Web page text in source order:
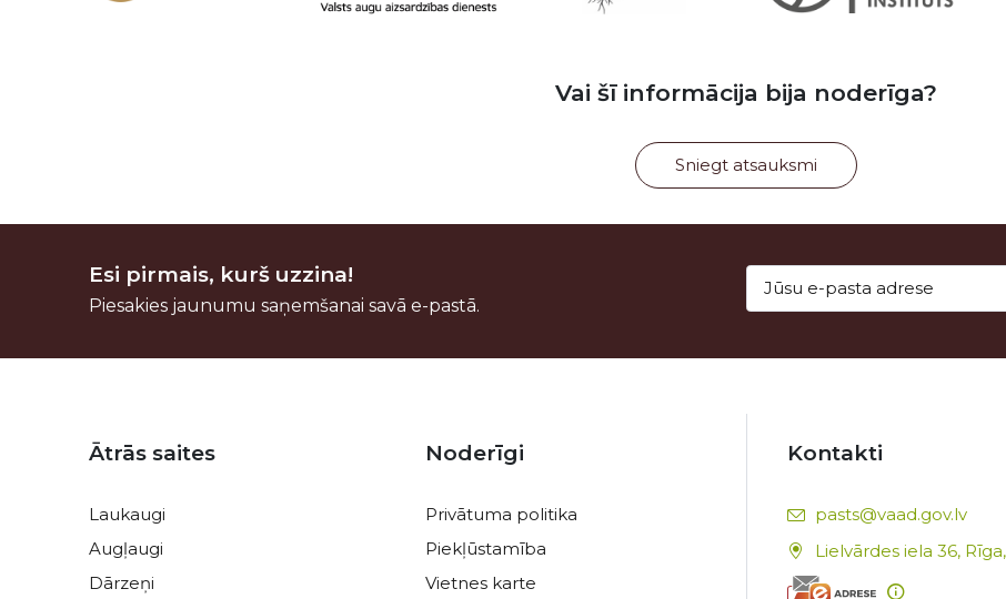
Vai šī informācija bija noderīga?
Sniegt atsauksmi
Esi pirmais, kurš uzzina!
Piesakies jaunumu saņemšanai savā e-pastā.
Ātrās saites
Laukaugi
Augļaugi
Dārzeņi
Noderīgi
Privātuma politika
Piekļūstamība
Vietnes karte
Kontakti
E-pasts:
pasts@vaad.gov.lv
Lielvārdes iela 36,